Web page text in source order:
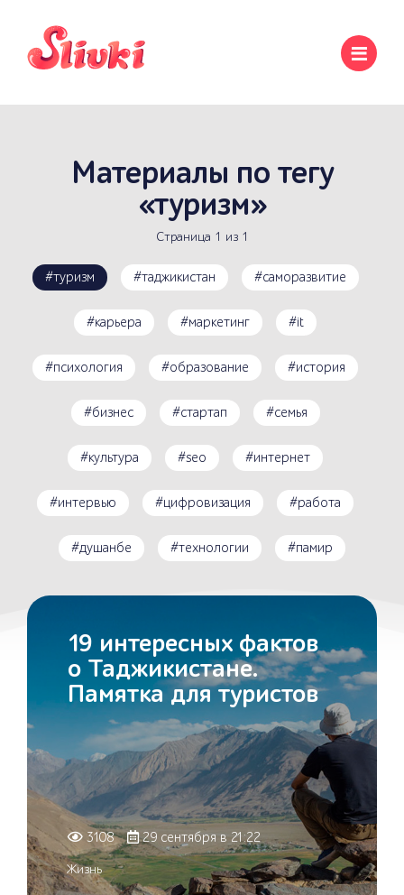
Материалы по тегу
«туризм»
Страница 1 из 1
#туризм #таджикистан #саморазвитие
#карьера #маркетинг #it
#психология #образование #история
#бизнес #стартап #семья
#культура #seo #интернет
#интервью #цифровизация #работа
#душанбе #технологии #памир
19 интересных фактов
о Таджикистане.
Памятка для туристов
3108 29 сентября в 21:22
Жизнь